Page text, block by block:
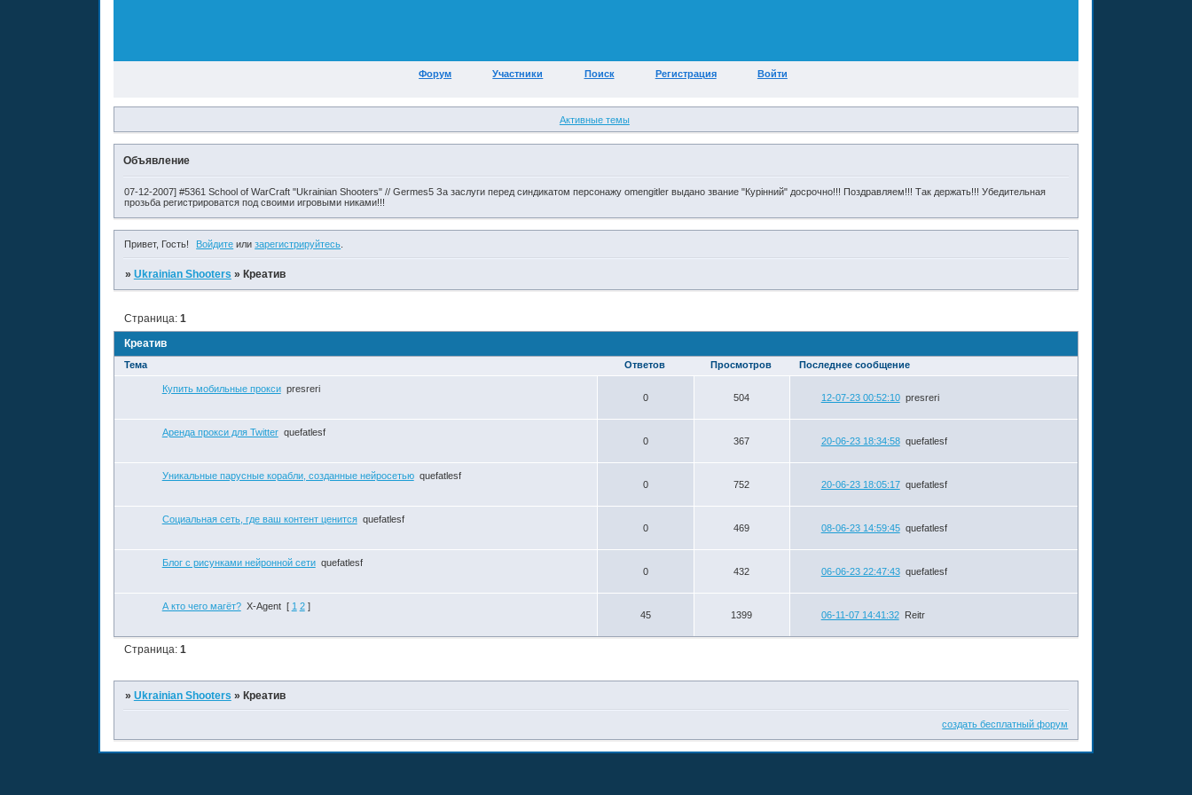
Форум Участники Поиск Регистрация Войти
Активные темы
Объявление
07-12-2007] #5361 School of WarCraft "Ukrainian Shooters" // Germes5 За заслуги перед синдикатом персонажу omengitler выдано звание "Курінний" досрочно!!! Поздравляем!!! Так держать!!! Убедительная
прозьба регистрироватся под своими игровыми никами!!!
Привет, Гость! Войдите илизарегистрируйтесь
» Ukrainian Shooters » Креатив
Креатив
Страница: 1
Тема Ответов Просмотров Последнее сообщение
Купить мобильные прокси presreri
0
504 12-07-23 00:52:10 presreri
Аренда прокси для Twitter quefatlesf
0
367 20-06-23 18:34:58 quefatlesf
Уникальные парусные корабли, созданные нейросетью quefatlesf
0
752 20-06-23 18:05:17 quefatlesf
Социальная сеть, где ваш контент ценится quefatlesf
0
469 08-06-23 14:59:45 quefatlesf
Блог с рисунками нейронной сети quefatlesf
0
432 06-06-23 22:47:43 quefatlesf
А кто чего магёт? X-Agent [ 1 2 ]
45
1399 06-11-07 14:41:32 Reitr
Страница: 1
» Ukrainian Shooters » Креатив
создать бесплатный форум